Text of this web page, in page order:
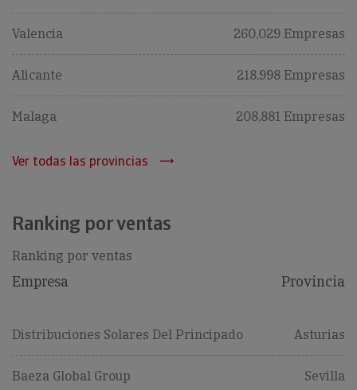
Valencia 260,029 Empresas
Alicante 218,998 Empresas
Malaga 208,881 Empresas
Ver todas las provincias
Ranking por ventas
Ranking por ventas
Empresa Provincia
Distribuciones Solares Del Principado Asturias
Baeza Global Group Sevilla